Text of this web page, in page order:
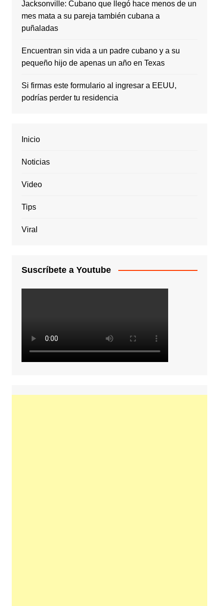
Jacksonville: Cubano que llegó hace menos de un
mes mata a su pareja también cubana a
puñaladas
Encuentran sin vida a un padre cubano y a su
pequeño hijo de apenas un año en Texas
Si firmas este formulario al ingresar a EEUU,
podrías perder tu residencia
Inicio
Noticias
Video
Tips
Viral
Suscríbete a Youtube